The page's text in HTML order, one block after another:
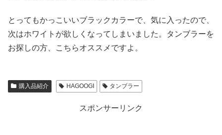
とってもかっこいいブラックカラーで、気に入ったので、
次はホワイトが欲しくなってしまいました。タンブラーを
お探しの方、こちらオススメですよ。
購入品紹介 HAGOOGI タンブラー
スポンサーリンク